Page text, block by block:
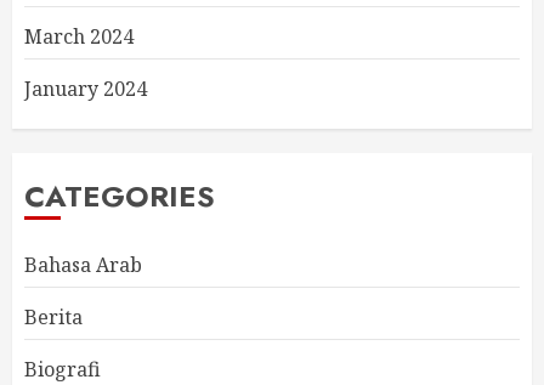
March 2024
January 2024
CATEGORIES
Bahasa Arab
Berita
Biografi